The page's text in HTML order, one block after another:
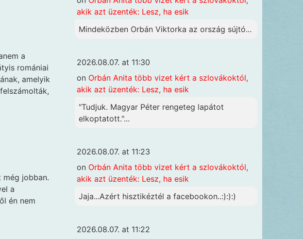
a
romániai
amelyik
jobban.
a
én nem
akik azt üzenték: Lesz, ha esik
Mindeközben Orbán Viktorka az ország sújtó...
2026.08.07. at 11:30
on Orbán Anita több vizet kért a szlovákoktól,
akik azt üzenték: Lesz, ha esik
"Tudjuk. Magyar Péter rengeteg lapátot
elkoptatott."...
2026.08.07. at 11:23
on Orbán Anita több vizet kért a szlovákoktól,
akik azt üzenték: Lesz, ha esik
Jaja...Azért hisztikéztél a facebookon..:):):)
2026.08.07. at 11:22